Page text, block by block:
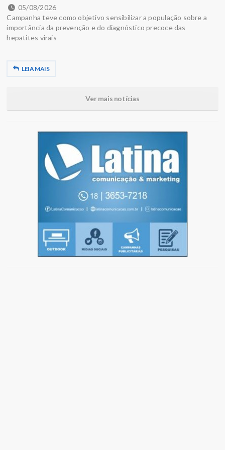
05/08/2026
Campanha teve como objetivo sensibilizar a população sobre a
importância da prevenção e do diagnóstico precoce das
hepatites virais
LEIA MAIS
Ver mais notícias